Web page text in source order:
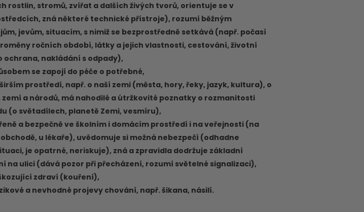
rostlin, stromů, zvířat a dalších živých tvorů, orientuje se v
zná některé technické přístroje), rozumí běžným
jevům, situacím, s nimiž se bezprostředně setkává (např. počasí
ročních období, látky a jejich vlastnosti, cestování, životní
ochrana, nakládání s odpady),
se zapojí do péče o potřebné,
prostředí, např. o naší zemi (města, hory, řeky, jazyk, kultura), o
a národů, má nahodilé a útržkovité poznatky o rozmanitosti
(o světadílech, planetě Zemi, vesmíru),
a bezpečně ve školním i domácím prostředí i na veřejnosti (na
u lékaře), uvědomuje si možná nebezpečí (odhadne
je opatrné, neriskuje), zná a zpravidla dodržuje základní
na ulici (dává pozor při přecházení, rozumí světelné signalizaci),
zdraví (kouření),
a nevhodné projevy chování, např. šikana, násilí.